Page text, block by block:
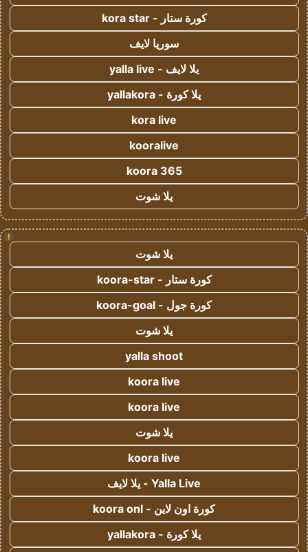
كورة ستار - kora star
سوريا لايف
يلا لايف - yalla live
يلا كورة - yallakora
kora live
kooralive
koora 365
يلا شوت
!
يلا شوت
كورة ستار - koora-star
كورة جول - koora-goal
يلا شوت
yalla shoot
koora live
koora live
يلا شوت
koora live
Yalla Live - يلا لايف
كورة اون لاين - koora onl
يلا كورة - yallakora